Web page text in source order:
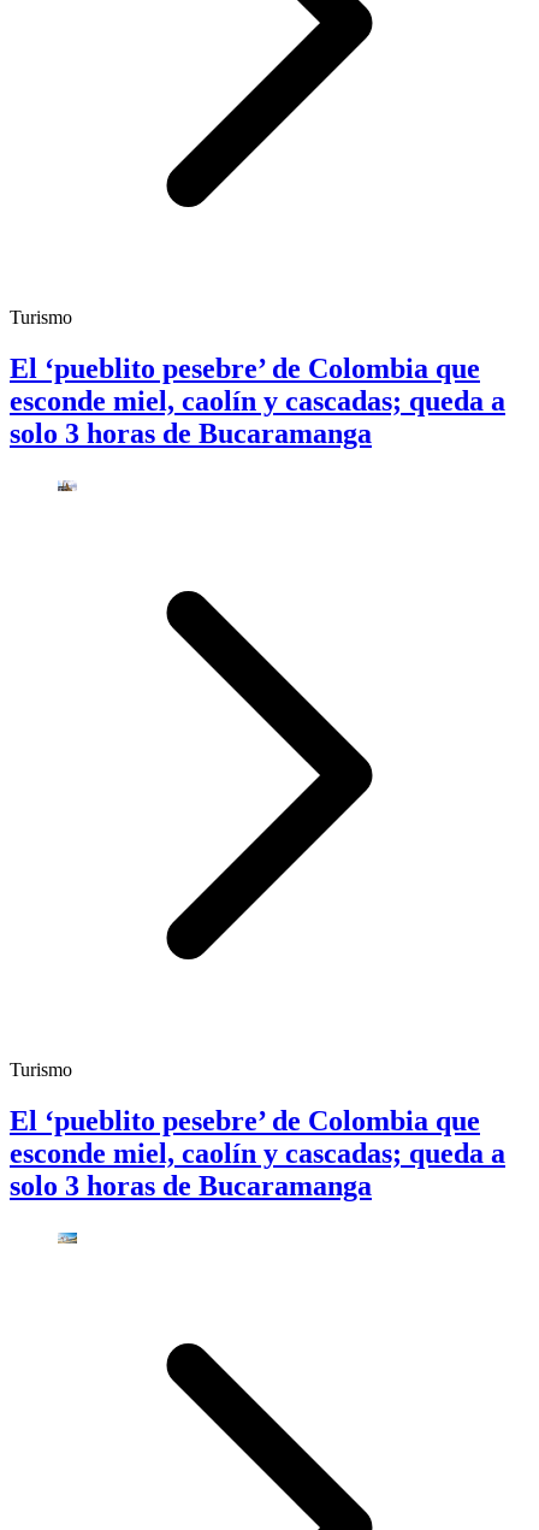
Turismo
El ‘pueblito pesebre’ de Colombia que
esconde miel, caolín y cascadas; queda a
solo 3 horas de Bucaramanga
Turismo
El ‘pueblito pesebre’ de Colombia que
esconde miel, caolín y cascadas; queda a
solo 3 horas de Bucaramanga